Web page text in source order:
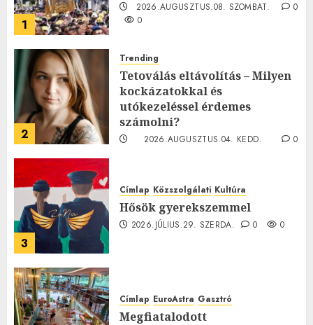
1
2026.AUGUSZTUS.08. SZOMBAT.
0
0
2
Trending
Tetoválás eltávolítás – Milyen
kockázatokkal és
utókezeléssel érdemes
számolni?
2026.AUGUSZTUS.04. KEDD.
0
3
Címlap Közszolgálati Kultúra
Hősök gyerekszemmel
2026.JÚLIUS.29. SZERDA. 0 0
Címlap EuroAstra Gasztró
Megfiatalodott